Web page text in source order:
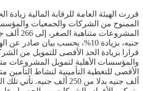
قررت الهيئة العامة للرقابة المالية زيادة
الممنوح من الشركات والجمعيات
جنيه، بزيادة 10%، بحسب بيان
قرارا بزيادة الحد الأقصى للتمويل من
والمؤسسات الأهلية لتمويل المشروعات
ألف جنيه بدلا من 250 ألف